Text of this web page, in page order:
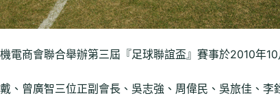
電商會聯合舉辦第三屆『足球聯誼盃』賽事於2010年
、曾廣智三位正副會長、吳志強、周偉民、吳旅佳、李